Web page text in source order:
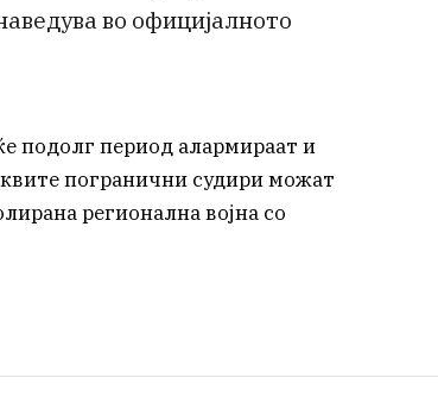
во официјалното
подолг период алармираат и
погранични судири можат
регионална војна со